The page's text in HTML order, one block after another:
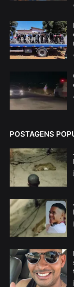
POSTAGENS